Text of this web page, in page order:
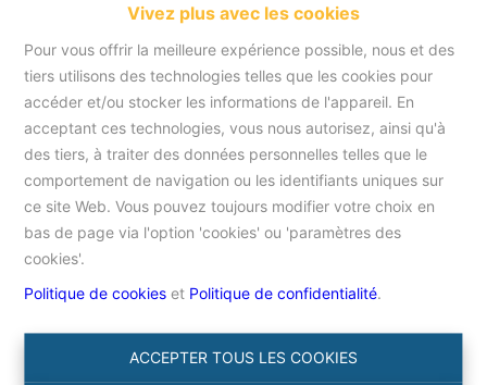
Vivez plus avec les cookies
Pour vous offrir la meilleure expérience possible, nous et des
tiers utilisons des technologies telles que les cookies pour
accéder et/ou stocker les informations de l'appareil. En
acceptant ces technologies, vous nous autorisez, ainsi qu'à
des tiers, à traiter des données personnelles telles que le
comportement de navigation ou les identifiants uniques sur
ce site Web. Vous pouvez toujours modifier votre choix en
bas de page via l'option 'cookies' ou 'paramètres des
cookies'.
Politique de cookies et Politique de confidentialité.
ACCEPTER TOUS LES COOKIES
Accueil
Accueil